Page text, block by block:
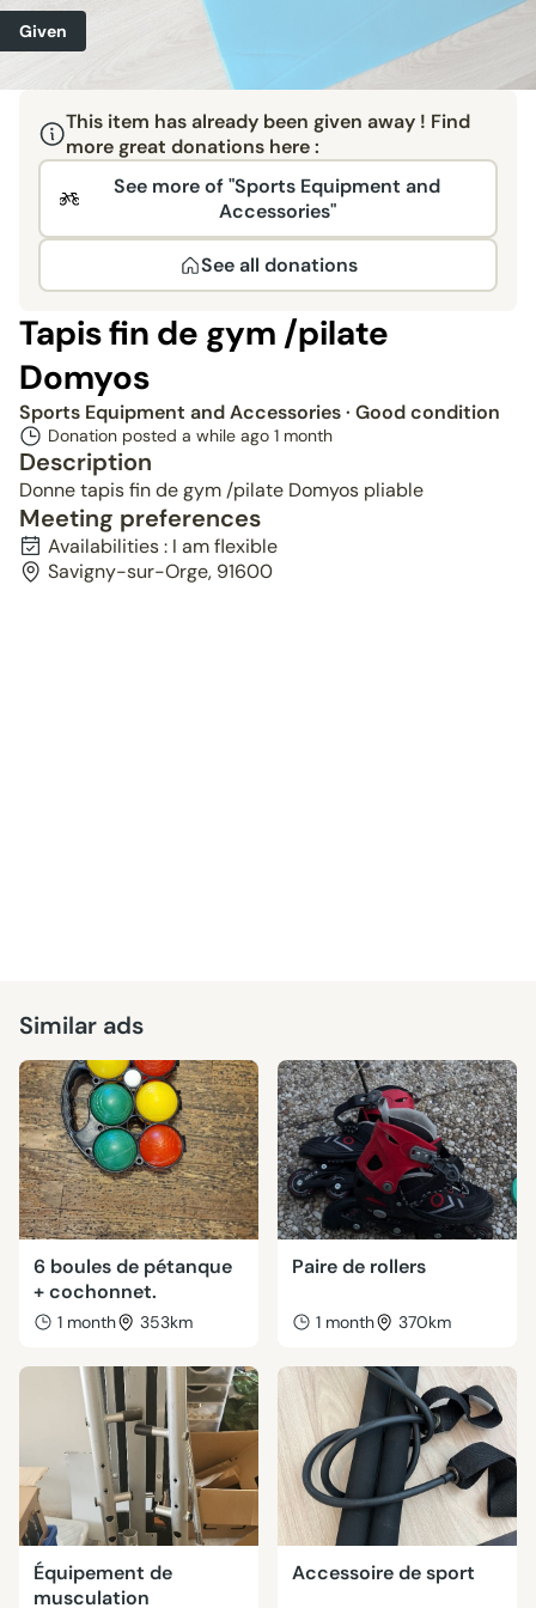
Given
This item has already been given away ! Find
more great donations here :
See more of "Sports Equipment and
Accessories"
See all donations
Tapis fin de gym /pilate
Domyos
Sports Equipment and Accessories· Good condition
Donation posted a while ago 1 month
Description
Donne tapis fin de gym /pilate Domyos pliable
Meeting preferences
Availabilities : I am flexible
Savigny-sur-Orge, 91600
Similar ads
6 boules de pétanque
+ cochonnet.
1 month 353km
Paire de rollers
1 month 370km
Équipement de
musculation
Accessoire de sport